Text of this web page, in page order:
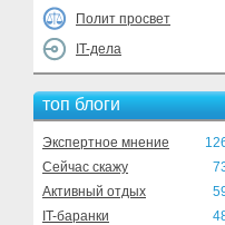
Полит просвет
IT-дела
топ блоги
Экспертное мнение
Сейчас скажу
Активный отдых
IT-баранки